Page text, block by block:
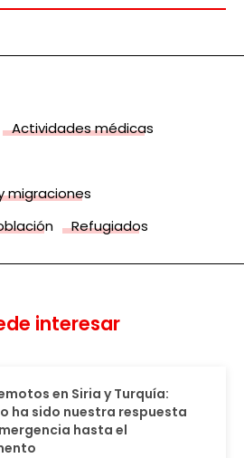
Actividades médicas
migraciones
Refugiados
interesar
en Siria y Turquía:
ha sido nuestra respuesta
hasta el